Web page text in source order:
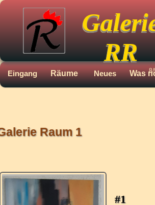
RR
Eingang Räume Neues Was
Raum 1
#1